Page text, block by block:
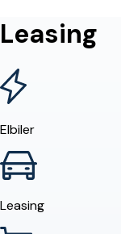
Leasing
Elbiler
Leasing